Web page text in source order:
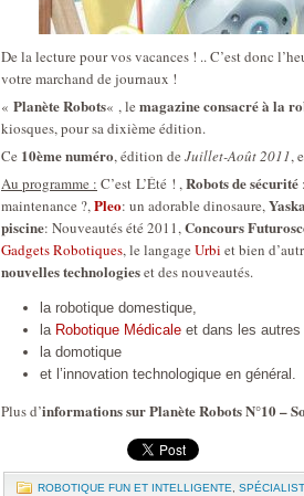
De la lecture pour vos vacances ! .. C’est donc
votre marchand de journaux !
« Planète Robots« , le magazine consacré à la
kiosques, pour sa dixième édition.
Ce 10ème numéro, édition de Juillet-Août 2011,
Au programme : C’est L’Été ! ,Robots de sécurité
maintenance ?,Pleo: un adorable dinosaure,
piscine: Nouveautés été 2011,Concours
Gadgets Robotiques, le langage Urbi et bien
nouvelles technologieset des nouveautés.
la robotique domestique,
la Robotique Médicale et dans les
la domotique
et l’innovation technologique en général.
Plus d’informations sur Planète Robots N°10 –
ROBOTIQUE FUN ET INTELLIGENTE